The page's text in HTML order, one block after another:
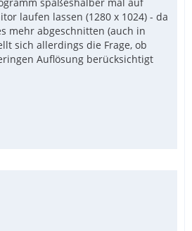
laufen lassen (1280 x 1024) - da
mehr abgeschnitten (auch in
sich allerdings die Frage, ob
Auflösung berücksichtigt